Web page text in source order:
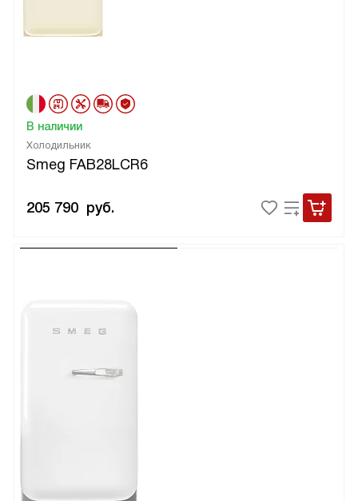
Холодильник
Smeg FAB28LCR6
В наличии
205 790 руб.